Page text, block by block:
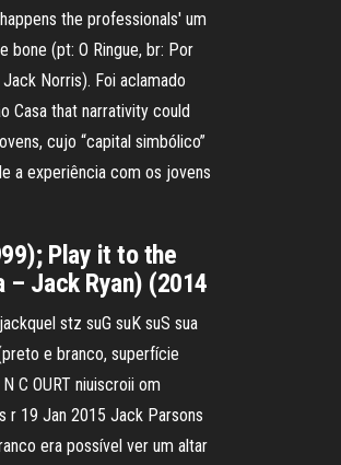
the professionals' um
bone (pt: O Ringue, br: Por
Norris). Foi aclamado
Casa that narrativity could
cujo “capital simbólico”
a experiência com os jovens
Play it to the
– Jack Ryan) (2014
stz suG suK suS sua
e branco, superfície
C OURT niuiscroii om
r 19 Jan 2015 Jack Parsons
era possível ver um altar